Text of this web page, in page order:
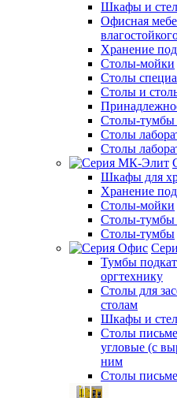
Шкафы и
Офисная
Хранение
Столы-мойки
Столы
Столы и
Столы-тумбы
Столы
Столы
Шкафы для
Хранение
Столы-мойки
Столы-тумбы
Столы-тумбы
Тумбы
оргтехнику
Столы для
столам
Шкафы и
Столы
угловые (с
ним
Столы